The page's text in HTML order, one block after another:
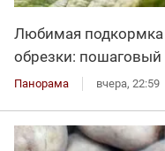
Любимая подкормка
обрезки: пошаговый
Панорама вчера, 22:59